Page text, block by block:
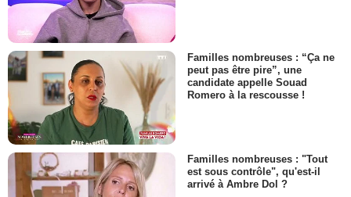
Familles nombreuses : “Ça ne
peut pas être pire”, une
candidate appelle Souad
Romero à la rescousse !
Familles nombreuses : "Tout
est sous contrôle", qu'est-il
arrivé à Ambre Dol ?